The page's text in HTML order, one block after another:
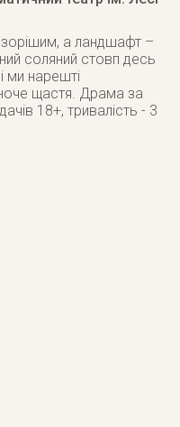
а ландшафт –
соляний стовп десь
ми нарешті
щастя. Драма за
18+, тривалість - 3